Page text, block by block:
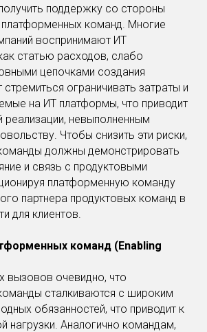
поддержку со стороны
платформенных команд. Многие
воспринимают ИТ
статью расходов, слабо
цепочками создания
стремиться ограничивать затраты и
на ИТ платформы, что приводит
реализации, невыполненным
Чтобы снизить эти риски,
должны демонстрировать
и связь с продуктовыми
платформенную команду
партнера продуктовых команд в
для клиентов.
команд (Enabling
вызовов очевидно, что
сталкиваются с широким
обязанностей, что приводит к
нагрузки. Аналогично командам,